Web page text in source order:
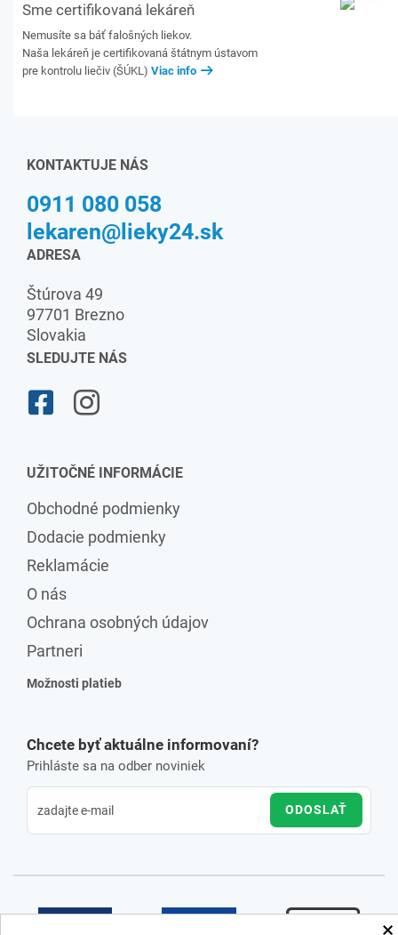
Sme certifikovaná lekáreň
Nemusíte sa báť falošných liekov.
Naša lekáreň je certifikovaná štátnym ústavom
pre kontrolu liečiv (ŠÚKL) Viac info
KONTAKTUJE NÁS
0911 080 058
lekaren@lieky24.sk
ADRESA
Štúrova 49
97701 Brezno
Slovakia
SLEDUJTE NÁS
UŽITOČNÉ INFORMÁCIE
Obchodné podmienky
Dodacie podmienky
Reklamácie
O nás
Ochrana osobných údajov
Partneri
Možnosti platieb
Chcete byť aktuálne informovaní?
Prihláste sa na odber noviniek
ODOSLAŤ
×